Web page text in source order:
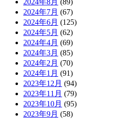
2024年7月 (67)
2024年6月 (125)
2024年5月 (62)
2024年4月 (69)
2024年3月 (85)
2024年2月 (70)
2024年1月 (91)
2023年12月 (94)
2023年11月 (79)
2023年10月 (95)
2023年9月 (58)